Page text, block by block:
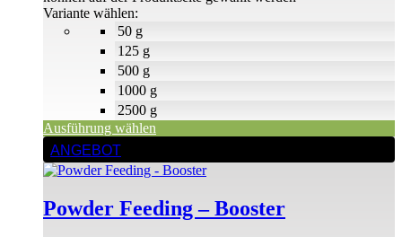
50 g
125 g
500 g
1000 g
2500 g
Variante wählen:
Ausführung wählen
ANGEBOT
Powder Feeding – Booster